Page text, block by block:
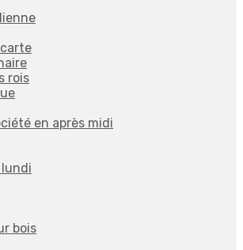
rois
en après midi
bois